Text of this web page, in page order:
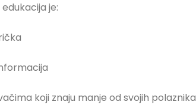
je:
koji znaju manje od svojih polaznika